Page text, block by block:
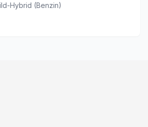
Hybrid (Benzin)